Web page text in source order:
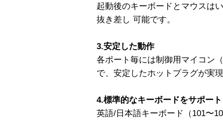
起動後のキーボードとマウスは
抜き差し 可能です。
3.安定した動作
各ポート毎には制御用マイコン
で、安定したホットプラグが実
4.標準的なキーボードをサポート
英語/日本語キーボード（101〜